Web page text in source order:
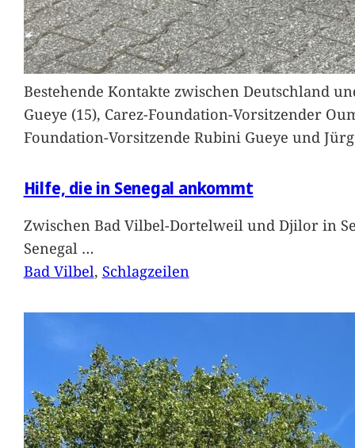
Bestehende Kontakte zwischen Deutschland
Gueye (15), Carez-Foundation-Vorsitzender
Foundation-Vorsitzende Rubini Gueye und
Hilfe, die in Senegal ankommt
Zwischen Bad Vilbel-Dortelweil und Djilor in
Senegal …
Bad Vilbel, Schlagzeilen